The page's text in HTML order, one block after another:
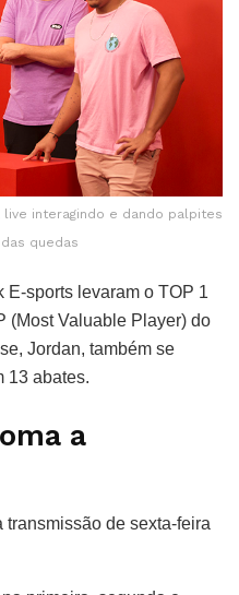
live interagindo e dando palpites
quedas
E-sports levaram o TOP 1
(Most Valuable Player) do
Jordan, também se
13 abates.
a
de sexta-feira